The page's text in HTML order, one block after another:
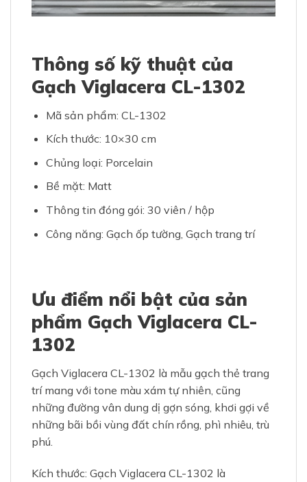
Thông số kỹ thuật của
Gạch Viglacera CL-1302
Mã sản phẩm: CL-1302
Kích thước: 10×30 cm
Chủng loại: Porcelain
Bề mặt: Matt
Thông tin đóng gói: 30 viên / hộp
Công năng: Gạch ốp tường, Gạch trang trí​
Ưu điểm nổi bật của sản
phẩm Gạch Viglacera CL-
1302
Gạch Viglacera CL-1302 là mẫu gạch thẻ trang
trí mang với tone màu xám tự nhiên, cũng
những đường vân dung dị gợn sóng, khơi gợi về
những bãi bồi vùng đất chín rồng, phì nhiêu, trù
phú.
Kích thước: Gạch Viglacera CL-1302 là